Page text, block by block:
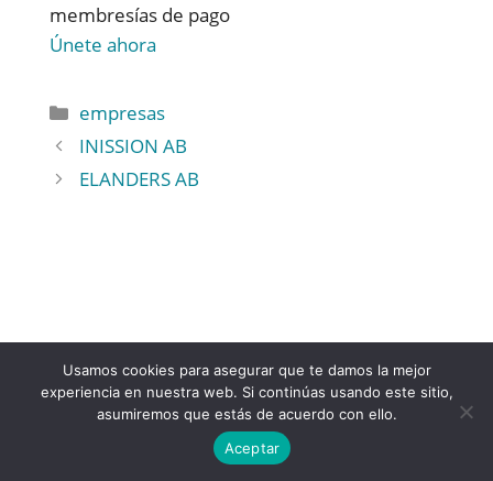
membresías de pago
Únete ahora
empresas
INISSION AB
ELANDERS AB
Usamos cookies para asegurar que te damos la mejor
experiencia en nuestra web. Si continúas usando este sitio,
asumiremos que estás de acuerdo con ello.
Aceptar